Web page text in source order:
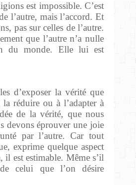
est impossible. C’est
l’autre, mais l’accord. Et
pas sur celles de l’autre.
que l’autre n’a nulle
du monde. Elle lui est
d’exposer la vérité que
réduire ou à l’adapter à
de la vérité, que nous
devons éprouver une joie
par l’autre. Car tout
exprime quelque aspect
est estimable. Même s’il
celui que l’on désire